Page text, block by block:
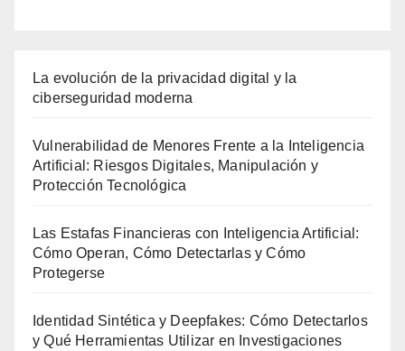
La evolución de la privacidad digital y la
ciberseguridad moderna
Vulnerabilidad de Menores Frente a la Inteligencia
Artificial: Riesgos Digitales, Manipulación y
Protección Tecnológica
Las Estafas Financieras con Inteligencia Artificial:
Cómo Operan, Cómo Detectarlas y Cómo
Protegerse
Identidad Sintética y Deepfakes: Cómo Detectarlos
y Qué Herramientas Utilizar en Investigaciones